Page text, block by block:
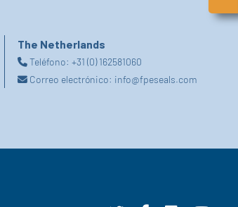
The Netherlands
Teléfono:+31 (0) 162581060
Correo electrónico: info@fpeseals.com